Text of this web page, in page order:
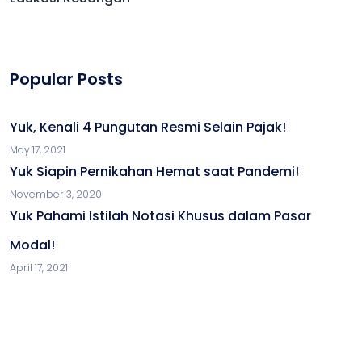
Popular Posts
Yuk, Kenali 4 Pungutan Resmi Selain Pajak!
May 17, 2021
Yuk Siapin Pernikahan Hemat saat Pandemi!
November 3, 2020
Yuk Pahami Istilah Notasi Khusus dalam Pasar
Modal!
April 17, 2021